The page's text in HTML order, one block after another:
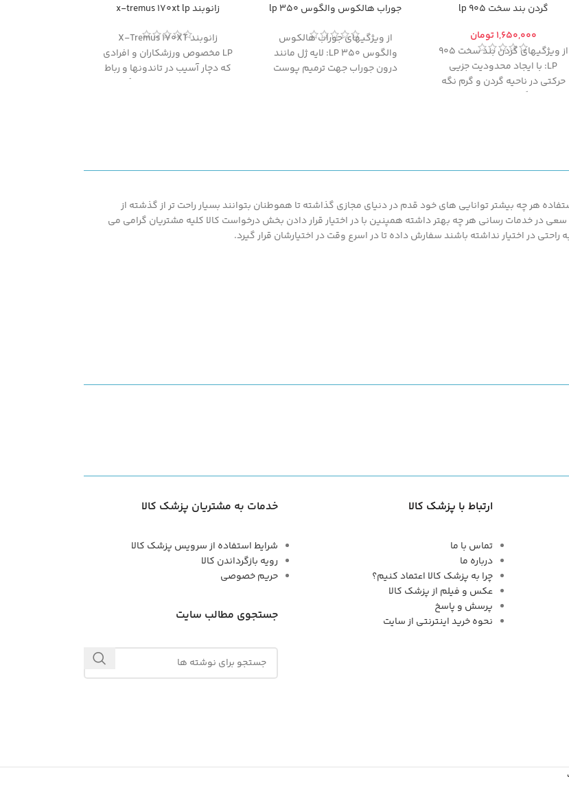
گردن بند سخت 905 lp
تومان
از ویژگیهای گردن بند سخت 905
LP: با ایجاد محدودیت جزیی
حرکتی در ناحیه گردن و گرم نگه
داشتن گردن برای کسانی که
جوراب هالکوس والگوس 350 lp
از ویژگیهای جوراب هالکوس
والگوس 350 LP: لایه ژل مانند
درون جوراب جهت ترمیم پوست
زانوبند x-tremus 170xt lp
زانوبند X-Tremus 170XT
LP مخصوص ورزشکاران و افرادی
که دچار آسیب در تاندونها و رباط
زانو شده اند و یا در رفتگی و
هر چه بیشتر توانایی های خود قدم در دنیای مجازی گذاشته تا هموطنان بتوانند بسیار راحت تر از گذشته از
و با کیفیت ما بهره مند گردند.پزشک کالا با پشتیبانی 24 ساعته خود سعی در خدمات رسانی هر چه بهتر داشته همپنین با در اختیار قرار دادن بخش درخواست کالا کلیه مشتریان گرامی می
در اختیار نداشته باشند سفارش داده تا در اسرع وقت در اختیارشان قرار گیرد.
خدمات به مشتریان پزشک کالا
شرایط استفاده از سرویس پزشک کالا
رویه بازگرداندن کالا
حریم خصوصی
جستجوی مطالب سایت
ارتباط با پزشک کالا
تماس با ما
درباره ما
چرا به پزشک کالا اعتماد کنیم؟
عکس و فیلم از پزشک کالا
پرسش و پاسخ
نحوه خرید اینترنتی از سایت